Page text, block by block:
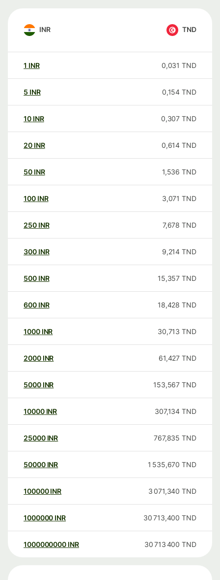
INR TND
1 INR 0,031 TND
5 INR 0,154 TND
10 INR 0,307 TND
20 INR 0,614 TND
50 INR 1,536 TND
100 INR 3,071 TND
250 INR 7,678 TND
300 INR 9,214 TND
500 INR 15,357 TND
600 INR 18,428 TND
1000 INR 30,713 TND
2000 INR 61,427 TND
5000 INR 153,567 TND
10000 INR 307,134 TND
25000 INR 767,835 TND
50000 INR 1 535,670 TND
100000 INR 3 071,340 TND
1000000 INR 30 713,400 TND
1000000000 INR 30 713 400 TND